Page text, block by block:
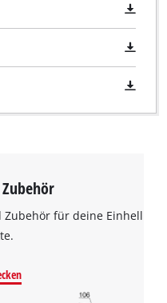
Zubehör für deine Einhell